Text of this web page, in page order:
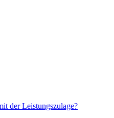
der Leistungszulage?